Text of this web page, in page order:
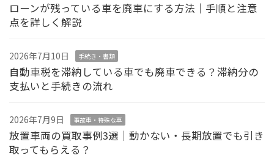
ローンが残っている車を廃車にする方法｜手順と注意
点を詳しく解説
2026年7月10日 手続き・書類
自動車税を滞納している車でも廃車できる？滞納分の
支払いと手続きの流れ
2026年7月9日 事故車・特殊な車
放置車両の買取事例3選｜動かない・長期放置でも引き
取ってもらえる？